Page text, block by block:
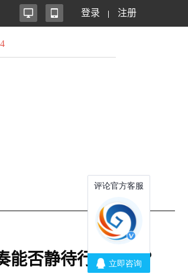
登录 注册
否静待行情突破？